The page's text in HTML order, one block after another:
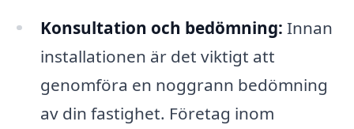
Konsultation och bedömning: Innan
installationen är det viktigt att
genomföra en noggrann bedömning
av din fastighet. Företag inom